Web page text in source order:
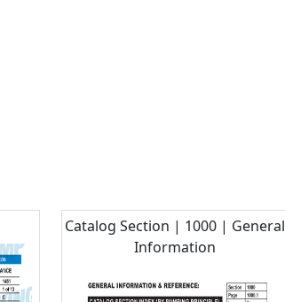
Catalog Section | 1000 | General
Information